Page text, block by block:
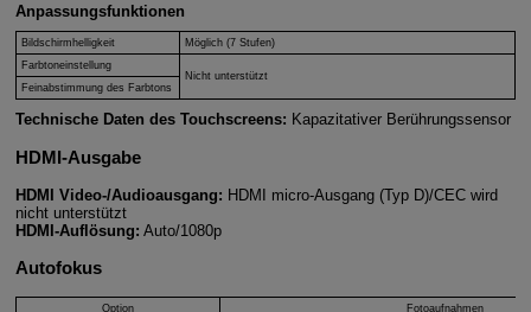
Anpassungsfunktionen
Bildschirmhelligkeit
Möglich (7 Stufen)
Farbtoneinstellung
Nicht unterstützt
Feinabstimmung des Farbtons
Technische Daten des Touchscreens: Kapazitativer Berührungssensor
HDMI-Ausgabe
HDMI Video-/Audioausgang: HDMI micro-Ausgang (Typ D)/CEC wird
nicht unterstützt
HDMI-Auflösung: Auto/1080p
Autofokus
Option
Fotoaufnahmen